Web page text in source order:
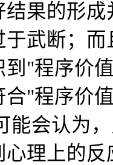
果的形
武断；
"程序价
合"程序价
认为，
理上的